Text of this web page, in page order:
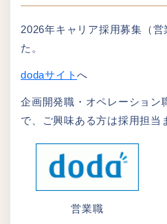
2026年キャリア採用募集（
た。
dodaサイトへ
企画開発職・オペレーション
で、ご興味ある方は採用担当
営業職